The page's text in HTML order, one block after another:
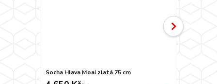
Socha Hlava Moai zlatá 75 cm